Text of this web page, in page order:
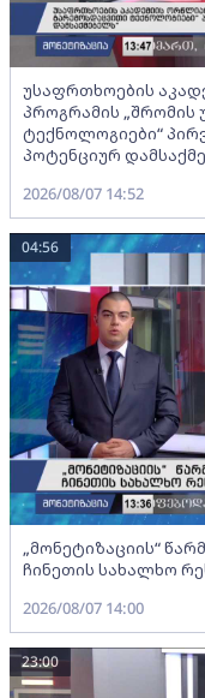
უსაფრთხოების
პროგრამის
ტექნოლოგიები“
პოტენციურ
2026/08/07 14:52
„მონეტიზაციის“
ჩინეთის სახალხო
04:56
2026/08/07 14:00
23:00